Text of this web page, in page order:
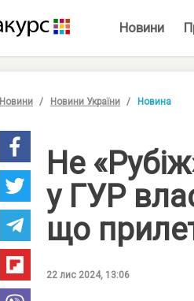
Новини
Новини Новини України Новина
Не
у ГУР
що
22 лис 2024, 13:06